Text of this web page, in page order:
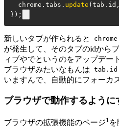
  chrome
. tabs . update (tab . id ,
} ) ;
新しいタブが作られると
が発生して、そのタブのidから
ィブやでというのをアップデー
ブラウザみたいなもんは tab.id
いますんで、自動的にフォーカ
ブラウザで動作するように
ブラウザの拡張機能のページ1 を